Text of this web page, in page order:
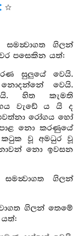
සමන්‍වාගත ගිලන්
පසෙකින යත්:
සුලුයේ වෙයි.
නොදන්නේ වෙයි.
හිත කැමති
වැඩේ ය යි ද
රෝගය හෝ
නො කරණුයේ
වූ අමධුර වූ
නො ඉවසන
ගිලන්
ගිලන් තෙමේ